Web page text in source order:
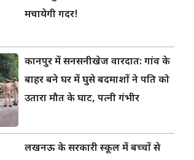
मचायेगी गदर!
कानपुर में सनसनीखेज वारदात: गांव के
बाहर बने घर में घुसे बदमाशों ने पति को
उतारा मौत के घाट, पत्नी गंभीर
लखनऊ के सरकारी स्कूल में बच्चों से